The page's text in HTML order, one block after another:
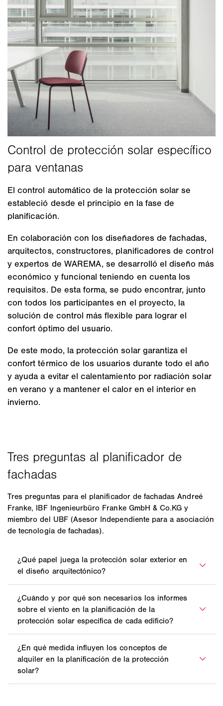
El control automático de la protección solar se
estableció desde el principio en la fase de
planificación.
En colaboración con los diseñadores de fachadas,
arquitectos, constructores, planificadores de control
y expertos de WAREMA, se desarrolló el diseño más
económico y funcional teniendo en cuenta los
requisitos. De esta forma, se pudo encontrar, junto
con todos los participantes en el proyecto, la
solución de control más flexible para lograr el
confort óptimo del usuario.
De este modo, la protección solar garantiza el
confort térmico de los usuarios durante todo el año
y ayuda a evitar el calentamiento por radiación solar
en verano y a mantener el calor en el interior en
invierno.
Tres preguntas para el planificador de fachadas Andreé
Franke, IBF Ingenieurbüro Franke GmbH & Co.KG y
miembro del UBF (Asesor Independiente para a asociación
de tecnología de fachadas).
Hoy en día, las fachadas de los edificios de
oficinas y comerciales deben diseñarse para
aprovechar al máximo la luz natural, ofrecer la
mejor protección térmica de verano y, sobre
todo en los puestos de trabajo con
ordenadores, garantizar unas condiciones
cómodas para trabajar delante de la pantalla.
Especialmente en edificios con geometrías
complejas y con cargas de viento muy
diferentes en las distintas fachadas, los valores
umbral de resistencia al viento necesarios